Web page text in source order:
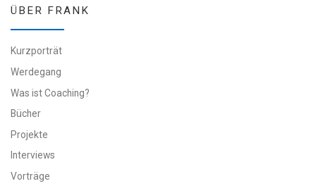
ÜBER FRANK
Kurzporträt
Werdegang
Was ist Coaching?
Bücher
Projekte
Interviews
Vorträge